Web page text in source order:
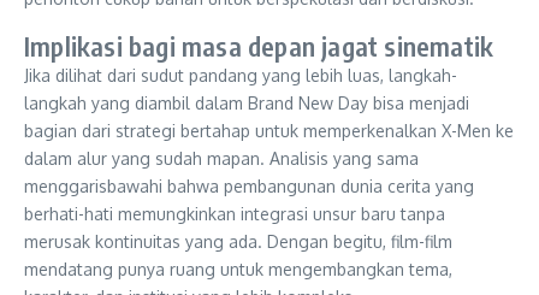
Implikasi bagi masa depan jagat sinematik
Jika dilihat dari sudut pandang yang lebih luas, langkah-
langkah yang diambil dalam Brand New Day bisa menjadi
bagian dari strategi bertahap untuk memperkenalkan X-Men ke
dalam alur yang sudah mapan. Analisis yang sama
menggarisbawahi bahwa pembangunan dunia cerita yang
berhati-hati memungkinkan integrasi unsur baru tanpa
merusak kontinuitas yang ada. Dengan begitu, film-film
mendatang punya ruang untuk mengembangkan tema,